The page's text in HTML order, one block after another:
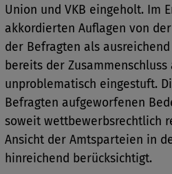
Union und VKB eingeholt. Im
akkordierten Auflagen von
der Befragten als
bereits der Zusammenschluss
unproblematisch eingestuft.
Befragten aufgeworfenen
soweit wettbewerbsrechtlich
Ansicht der Amtsparteien in
hinreichend berücksichtigt.